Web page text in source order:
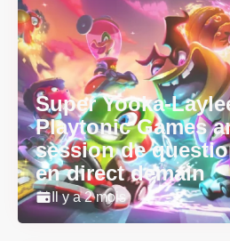
Super Yooka-
Playtonic Games
session de
en direct demain
Il y a 2 mois